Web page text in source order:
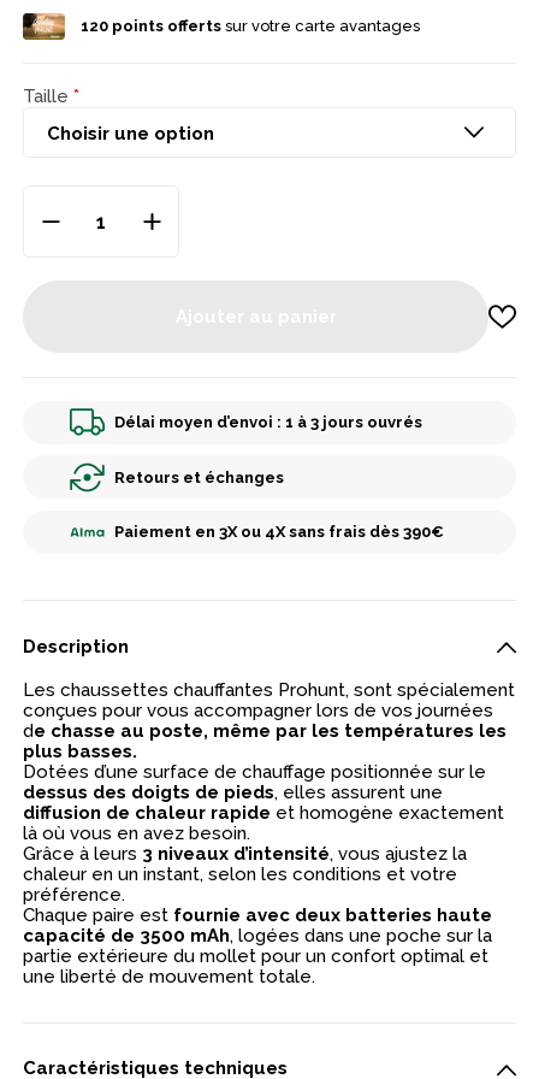
120points offertssur votre carte avantages
Taille
Délai moyen d’envoi : 1 à 3 jours ouvrés
Retours et échanges
Paiement en 3X ou 4X sans frais dès 390€
Description
Les chaussettes chauffantes Prohunt, sont spécialement
conçues pour vous accompagner lors de vos journées
de chasse au poste, même par les températures les
plus basses.
Dotées d’une surface de chauffage positionnée sur le
dessus des doigts de pieds, elles assurent une
diffusion de chaleur rapide et homogène exactement
là où vous en avez besoin.
Grâce à leurs 3 niveaux d’intensité, vous ajustez la
chaleur en un instant, selon les conditions et votre
préférence.
Chaque paire est fournie avec deux batteries haute
capacité de 3500 mAh, logées dans une poche sur la
partie extérieure du mollet pour un confort optimal et
une liberté de mouvement totale.
Caractéristiques techniques